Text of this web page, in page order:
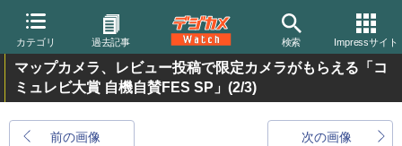
カテゴリ 過去記事 検索 Impressサイト
マップカメラ、レビュー投稿で限定カメラがもらえる「コ
ミュレビ大賞 自機自賛FES SP」 (2/3)
前の画像 次の画像